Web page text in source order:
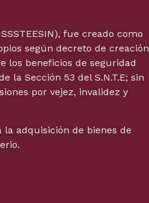
fue creado como
según decreto de creación
los beneficios de seguridad
la Sección 53 del S.N.T.E; sin
por vejez, invalidez y
adquisición de bienes de